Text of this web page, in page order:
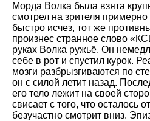
Морда Волка была взята
смотрел на зрителя
быстро исчез, тот же
произнес странное слово
руках Волка ружьё. Он
себе в рот и спустил курок.
мозги разбрызгиваются по
он с силой летит назад.
его тело лежит на своей
свисает с того, что осталось
безучастно смотрит вниз.